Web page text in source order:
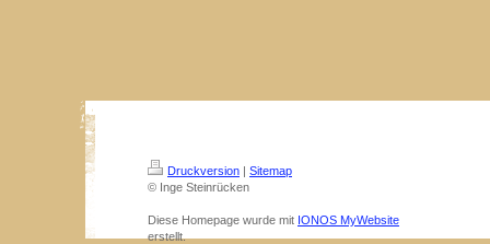
Druckversion | Sitemap
© Inge Steinrücken
Diese Homepage wurde mit IONOS MyWebsite
erstellt.